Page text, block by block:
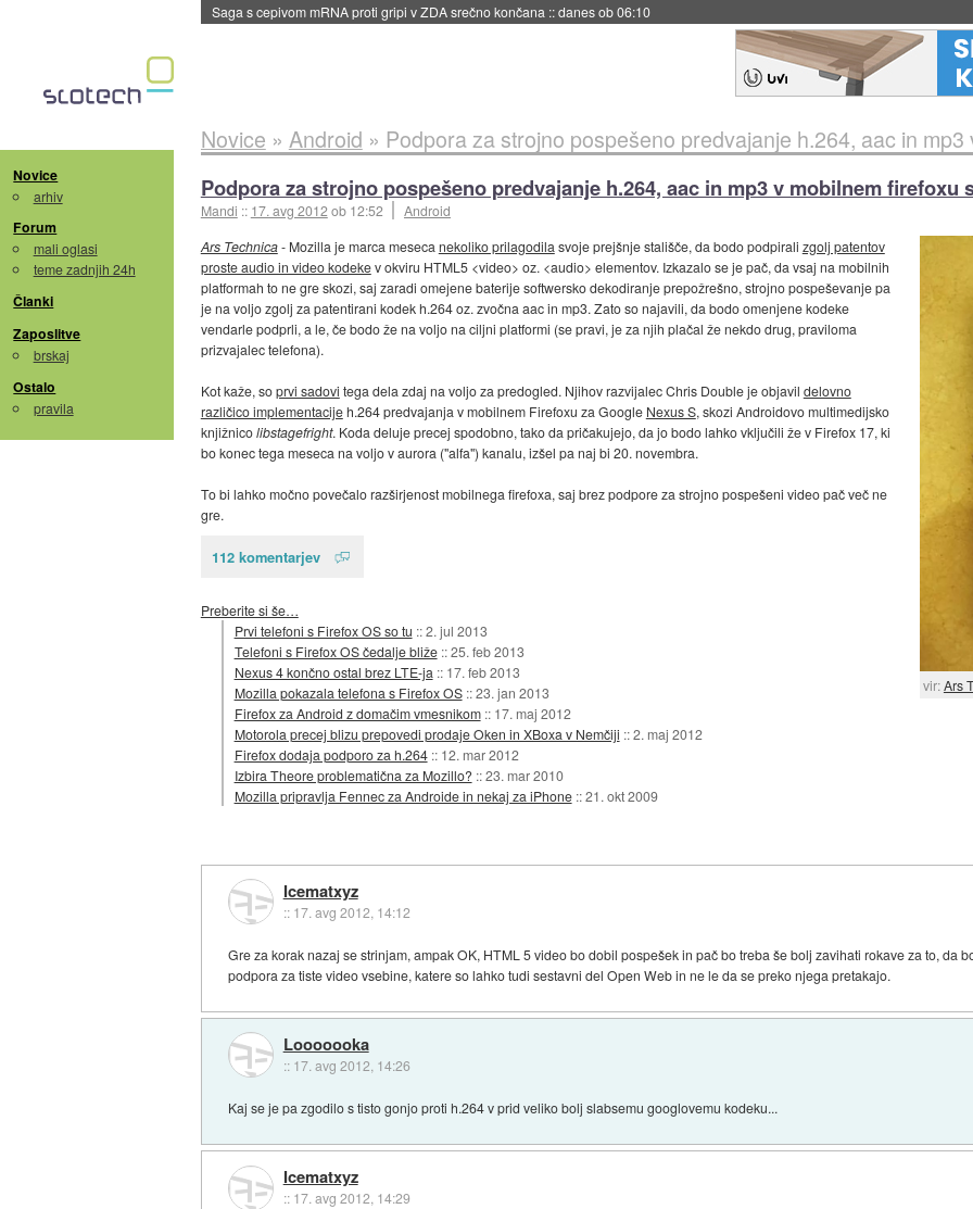
BMW v vozilih začel predvajati reklame::danes ob 06:09
Novice
arhiv
Forum
mali oglasi
teme zadnjih 24h
Članki
Zaposlitve
brskaj
Ostalo
pravila
Novice » Android » Podpora za strojno pospešeno predvajanje h.264, aac in mp3 v
Podpora za strojno pospešeno predvajanje h.264, aac in mp3 v mobilnem firefoxu
Mandi :: 17. avg 2012ob 12:52 Android
vir:Ars
Ars Technica- Mozilla je marca meseca nekoliko prilagodila svoje prejšnje stališče, da bodo podpirali zgolj patentov
proste audio in video kodekev okviru HTML5 <video> oz. <audio> elementov. Izkazalo se je pač, da vsaj na mobilnih
platformah to ne gre skozi, saj zaradi omejene baterije softwersko dekodiranje prepožrešno, strojno pospeševanje pa
je na voljo zgolj za patentirani kodek h.264 oz. zvočna aac in mp3. Zato so najavili, da bodo omenjene kodeke
vendarle podprli, a le, če bodo že na voljo na ciljni platformi (se pravi, je za njih plačal že nekdo drug, praviloma
prizvajalec telefona).
Kot kaže, soprvi sadovi tega dela zdaj na voljo za predogled. Njihov razvijalec Chris Double je objavil delovno
različico implementacijeh.264 predvajanja v mobilnem Firefoxu za Google Nexus S, skozi Androidovo multimedijsko
knjižnicolibstagefright. Koda deluje precej spodobno, tako da pričakujejo, da jo bodo lahko vključili že v Firefox 17, ki
bo konec tega meseca na voljo v aurora ("alfa") kanalu, izšel pa naj bi 20. novembra.
To bi lahko močno povečalo razširjenost mobilnega firefoxa, saj brez podpore za strojno pospešeni video pač več ne
gre.
112 komentarjev
Preberite si še…
Prvi telefoni s Firefox OS so tu ::2. jul 2013
Telefoni s Firefox OS čedalje bliže ::25. feb 2013
Nexus 4 končno ostal brez LTE-ja :: 17. feb 2013
Mozilla pokazala telefona s Firefox OS ::23. jan 2013
Firefox za Android z domačim vmesnikom :: 17. maj 2012
Motorola precej blizu prepovedi prodaje Oken in XBoxa v Nemčiji ::2. maj 2012
Firefox dodaja podporo za h.264 :: 12. mar 2012
Izbira Theore problematična za Mozillo? ::23. mar 2010
Mozilla pripravlja Fennec za Androide in nekaj za iPhone ::21. okt 2009
Icematxyz
:: 17. avg 2012, 14:12
Gre za korak nazaj se strinjam, ampak OK, HTML 5 video bo dobil pospešek in pač bo treba še bolj zavihati rokave za to, da
podpora za tiste video vsebine, katere so lahko tudi sestavni del Open Web in ne le da se preko njega pretakajo.
Looooooka
:: 17. avg 2012, 14:26
Kaj se je pa zgodilo s tisto gonjo proti h.264 v prid veliko bolj slabsemu googlovemu kodeku...
Icematxyz
:: 17. avg 2012, 14:29